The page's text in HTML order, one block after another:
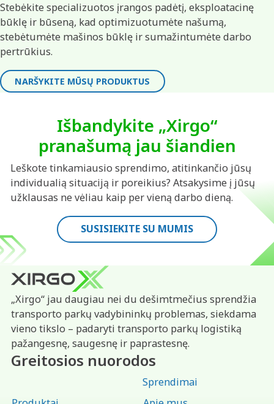
Stebėkite specializuotos įrangos padėtį, eksploatacinę
būklę ir būseną, kad optimizuotumėte našumą,
stebėtumėte mašinos būklę ir sumažintumėte darbo
pertrūkius.
NARŠYKITE MŪSŲ PRODUKTUS
Išbandykite „Xirgo“
pranašumą jau šiandien
Leškote tinkamiausio sprendimo, atitinkančio jūsų
individualią situaciją ir poreikius? Atsakysime į jūsų
užklausas ne vėliau kaip per vieną darbo dieną.
SUSISIEKITE SU MUMIS
„Xirgo“ jau daugiau nei du dešimtmečius sprendžia
transporto parkų vadybininkų problemas, siekdama
vieno tikslo – padaryti transporto parkų logistiką
pažangesnę, saugesnę ir paprastesnę.
Greitosios nuorodos
Sprendimai